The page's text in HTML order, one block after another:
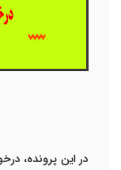
در این پرونده،